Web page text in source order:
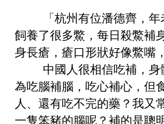
「杭州有位潘德齊，
飼養了很多鱉，每日殺鱉補
身長瘡，瘡口形狀好像鱉嘴
中國人很相信吃補，身
為吃腦補腦，吃心補心，但
人、還有吃不完的藥？我又
一隻笨豬的腦呢？補的是聰